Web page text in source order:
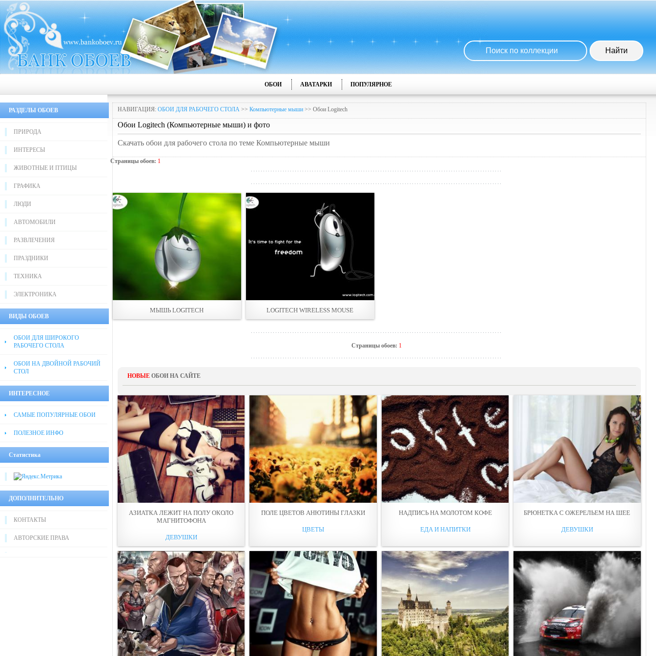
ОБОИ АВАТАРКИ ПОПУЛЯРНОЕ
РАЗДЕЛЫ ОБОЕВ
ПРИРОДА
ИНТЕРЕСЫ
ЖИВОТНЫЕ И ПТИЦЫ
ГРАФИКА
ЛЮДИ
АВТОМОБИЛИ
РАЗВЛЕЧЕНИЯ
ПРАЗДНИКИ
ТЕХНИКА
ЭЛЕКТРОНИКА
ВИДЫ ОБОЕВ
ОБОИ ДЛЯ ШИРОКОГО
РАБОЧЕГО СТОЛА
ОБОИ НА ДВОЙНОЙ РАБОЧИЙ
СТОЛ
ИНТЕРЕСНОЕ
САМЫЕ ПОПУЛЯРНЫЕ ОБОИ
ПОЛЕЗНОЕ ИНФО
Статистика
ДОПОЛНИТЕЛЬНО
КОНТАКТЫ
АВТОРСКИЕ ПРАВА
НАВИГАЦИЯ: ОБОИ ДЛЯ РАБОЧЕГО СТОЛА >> Компьютерные мыши >> Обои Logitech
Обои Logitech (Компьютерные мыши) и фото
Скачать обои для рабочего стола по теме Компьютерные мыши
Страницы обоев: 1
МЫШЬ LOGITECH LOGITECH WIRELESS MOUSE
Страницы обоев: 1
НОВЫЕ ОБОИ НА САЙТЕ
АЗИАТКА ЛЕЖИТ НА ПОЛУ ОКОЛО
МАГНИТОФОНА
ДЕВУШКИ
ПОЛЕ ЦВЕТОВ АНЮТИНЫ ГЛАЗКИ
ЦВЕТЫ
НАДПИСЬ НА МОЛОТОМ КОФЕ
ЕДА И НАПИТКИ
БРЮНЕТКА С ОЖЕРЕЛЬЕМ НА ШЕЕ
ДЕВУШКИ